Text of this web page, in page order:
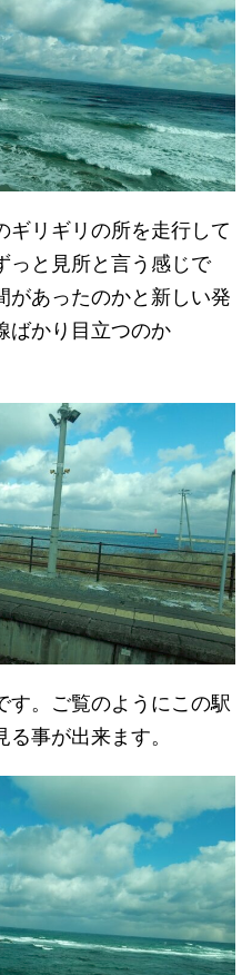
ギリギリの所を走行して
っと見所と言う感じで
があったのかと新しい発
ばかり目立つのか
す。ご覧のようにこの駅
事が出来ます。